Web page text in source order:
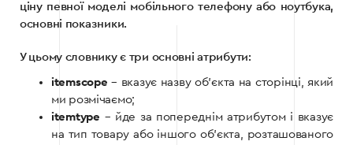
ціну певної моделі мобільного телефону або ноутбука,
основні показники.
У цьому словнику є три основні атрибути:
itemscope – вказує назву об’єкта на сторінці, який
ми розмічаємо;
itemtype – йде за попереднім атрибутом і вказує
на тип товару або іншого об’єкта, розташованого